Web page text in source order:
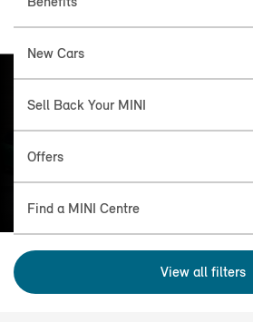
New Cars
Sell Back Your MINI
Offers
Find a MINI Centre
FIND THE
MINI FOR YOU
View all filters